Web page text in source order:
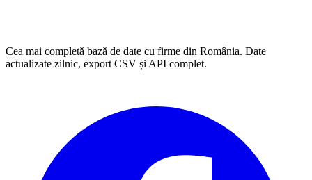
Cea mai completă bază de date cu firme din România. Date
actualizate zilnic, export CSV și API complet.